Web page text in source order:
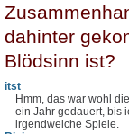
dahinter
Blödsinn ist?
itst
Hmm, das war wohl
ein Jahr gedauert, bis
irgendwelche Spiele.